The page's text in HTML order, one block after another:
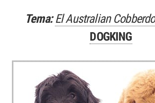
Tema:El Australian
DOGKING